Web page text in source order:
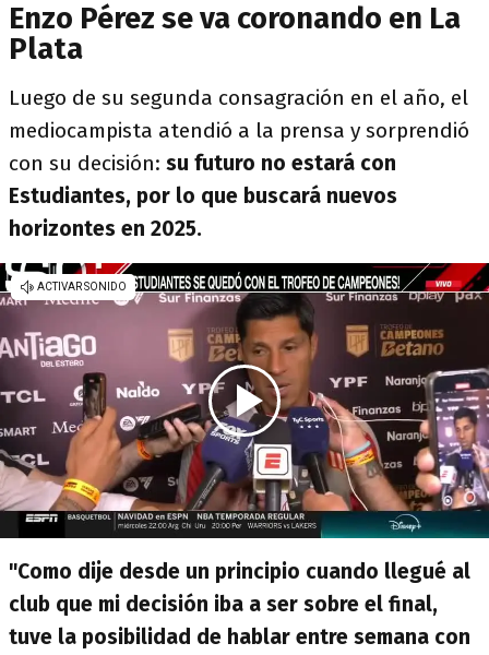
Enzo Pérez se va coronando en La
Plata
Luego de su segunda consagración en el año, el
mediocampista atendió a la prensa y sorprendió
con su decisión: su futuro no estará con
Estudiantes, por lo que buscará nuevos
horizontes en 2025.
"Como dije desde un principio cuando llegué al
club que mi decisión iba a ser sobre el final,
tuve la posibilidad de hablar entre semana con